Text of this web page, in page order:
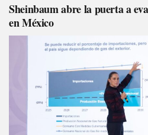
Sheinbaum abre la puerta a
en México